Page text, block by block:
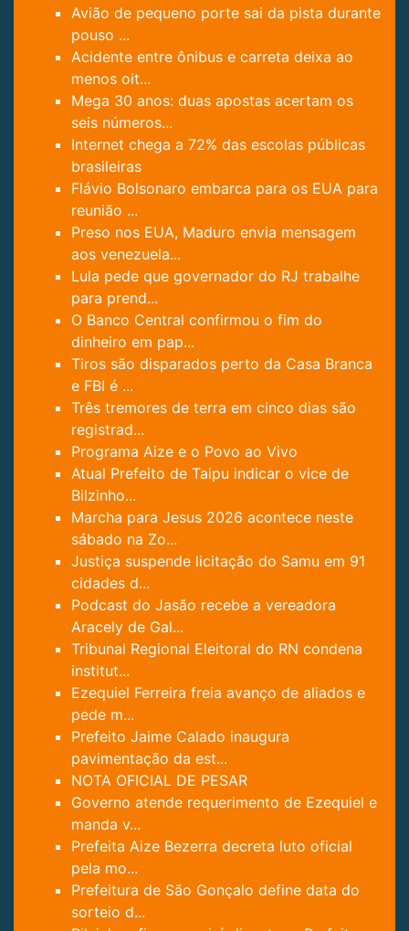
Avião de pequeno porte sai da pista durante
pouso ...
Acidente entre ônibus e carreta deixa ao
menos oit...
Mega 30 anos: duas apostas acertam os
seis números...
Internet chega a 72% das escolas públicas
brasileiras
Flávio Bolsonaro embarca para os EUA para
reunião ...
Preso nos EUA, Maduro envia mensagem
aos venezuela...
Lula pede que governador do RJ trabalhe
para prend...
O Banco Central confirmou o fim do
dinheiro em pap...
Tiros são disparados perto da Casa Branca
e FBI é ...
Três tremores de terra em cinco dias são
registrad...
Programa Aize e o Povo ao Vivo
Atual Prefeito de Taipu indicar o vice de
Bilzinho...
Marcha para Jesus 2026 acontece neste
sábado na Zo...
Justiça suspende licitação do Samu em 91
cidades d...
Podcast do Jasão recebe a vereadora
Aracely de Gal...
Tribunal Regional Eleitoral do RN condena
institut...
Ezequiel Ferreira freia avanço de aliados e
pede m...
Prefeito Jaime Calado inaugura
pavimentação da est...
NOTA OFICIAL DE PESAR
Governo atende requerimento de Ezequiel e
manda v...
Prefeita Aize Bezerra decreta luto oficial
pela mo...
Prefeitura de São Gonçalo define data do
sorteio d...